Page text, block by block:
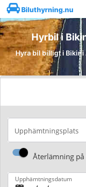
Biluthyrning.nu
Hyrbil i
Hyra bil billigt i
Upphämtningsplats
Återlämning
Upphämtningsdatum